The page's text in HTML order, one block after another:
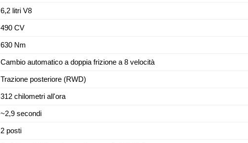
6,2 litri V8
490 CV
630 Nm
Cambio automatico a doppia frizione a 8 velocità
Trazione posteriore (RWD)
312 chilometri all'ora
~2,9 secondi
2 posti